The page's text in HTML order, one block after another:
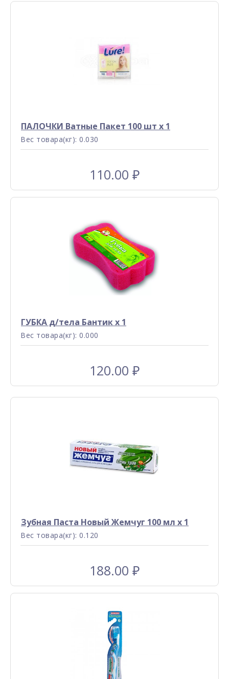
ПАЛОЧКИ Ватные Пакет 100 шт x 1
Вес товара(кг): 0.030
110.00 ₽
ГУБКА д/тела Бантик x 1
Вес товара(кг): 0.000
120.00 ₽
Зубная Паста Новый Жемчуг 100 мл x 1
Вес товара(кг): 0.120
188.00 ₽